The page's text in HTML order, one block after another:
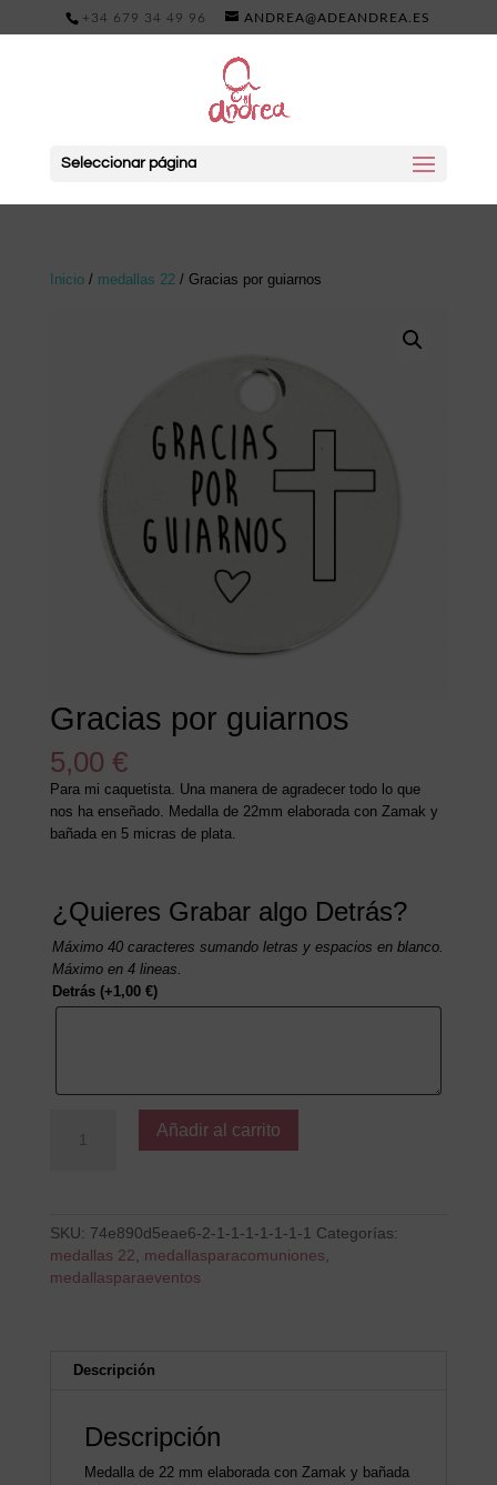
+34 679 34 49 96 ANDREA@ADEANDREA.ES
Seleccionar página
Inicio/ medallas 22/ Gracias por guiarnos
Gracias por guiarnos
5,00 €
Para mi caquetista. Una manera de agradecer todo lo que
nos ha enseñado. Medalla de 22mm elaborada con Zamak y
bañada en 5 micras de plata.
¿Quieres Grabar algo Detrás?
Máximo 40 caracteres sumando letras y espacios en blanco.
Máximo en 4 lineas.
Detrás (+1,00 €)
Añadir al carrito
SKU: 74e890d5eae6-2-1-1-1-1-1-1-1 Categorías:
medallas 22, medallasparacomuniones,
medallasparaeventos
Descripción
Descripción
Medalla de 22 mm elaborada con Zamak y bañada